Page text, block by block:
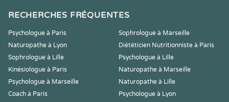
RECHERCHES FRÉQUENTES
Psychologue à Paris
Sophrologue à Marseille
Naturopathe à Lyon
Diététicien Nutritionniste à Paris
Sophrologue à Lille
Psychologue à Lille
Kinésiologue à Paris
Naturopathe à Marseille
Psychologue à Marseille
Naturopathe à Lille
Coach à Paris
Psychologue à Lyon